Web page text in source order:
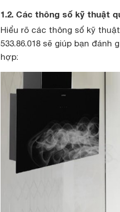
1.2. Các thông số kỹ thuật
Hiểu rõ các thông số kỹ
533.86.018 sẽ giúp bạn
hợp: